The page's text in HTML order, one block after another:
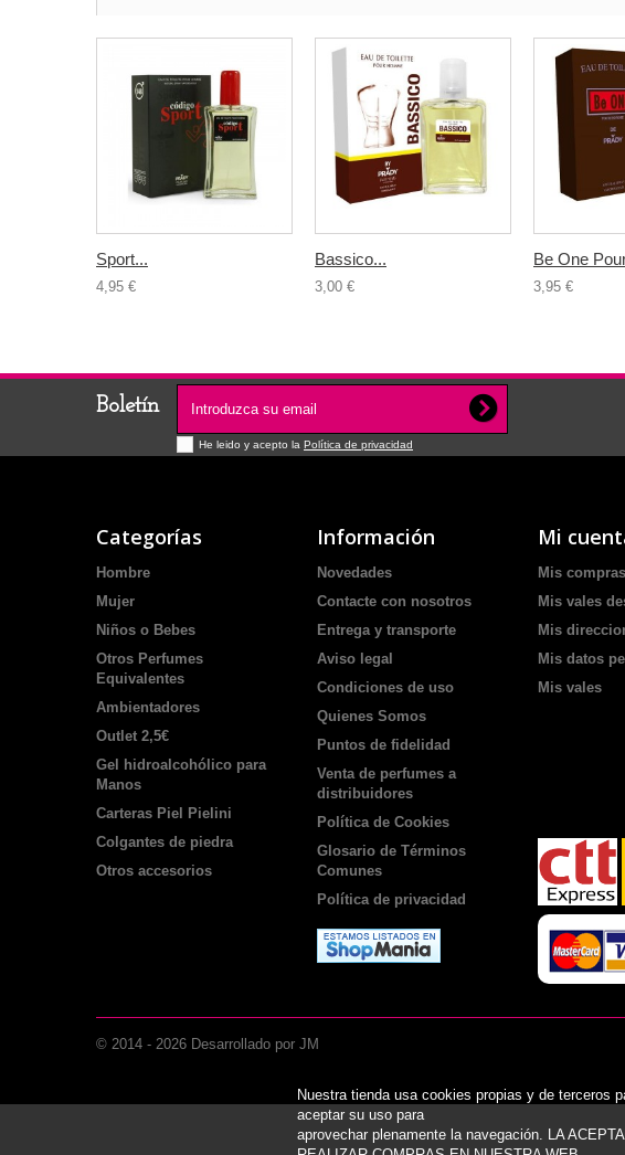
Sport...
4,95 €
Bassico...
3,00 €
Be One
3,95 €
Boletín
He leido y acepto la Política de privacidad
Categorías
Hombre
Mujer
Niños o Bebes
Otros Perfumes
Equivalentes
Ambientadores
Outlet 2,5€
Gel hidroalcohólico para
Manos
Carteras Piel Pielini
Colgantes de piedra
Otros accesorios
Información
Novedades
Contacte con nosotros
Entrega y transporte
Aviso legal
Condiciones de uso
Quienes Somos
Puntos de fidelidad
Venta de perfumes a
distribuidores
Política de Cookies
Glosario de Términos
Comunes
Política de privacidad
© 2014 - 2026 Desarrollado por JM
Mi
Mis compras
Mis vales
Mis
Mis datos
Mis vales
Nuestra tienda usa cookies propias y de terceros
aceptar su uso para
aprovechar plenamente la navegación. LA